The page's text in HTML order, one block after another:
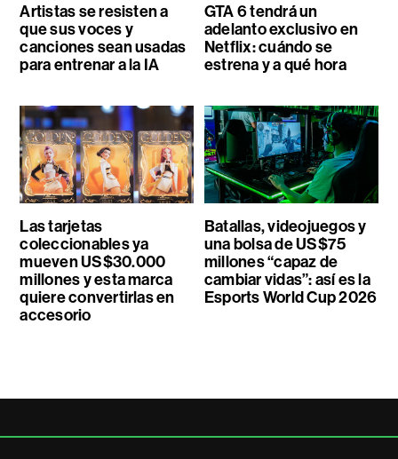
Artistas se resisten a
que sus voces y
canciones sean usadas
para entrenar a la IA
GTA 6 tendrá un
adelanto exclusivo en
Netflix: cuándo se
estrena y a qué hora
Las tarjetas
coleccionables ya
mueven US$30.000
millones y esta marca
quiere convertirlas en
accesorio
Batallas, videojuegos y
una bolsa de US$75
millones “capaz de
cambiar vidas”: así es la
Esports World Cup 2026